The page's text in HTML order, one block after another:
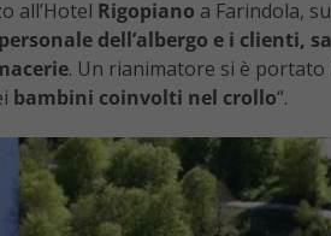
all’Hotel Rigopiano a Farindola,
dell’albergo e i clienti,
. Un rianimatore si è
bambini coinvolti nel crollo“.